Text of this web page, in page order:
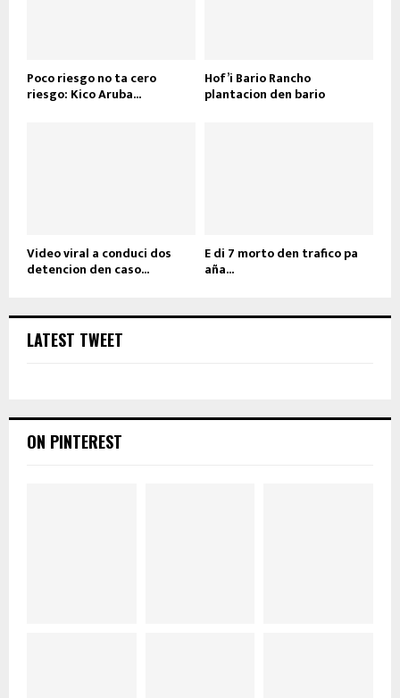
Poco riesgo no ta cero
riesgo: Kico Aruba...
Hof’i Bario Rancho
plantacion den bario
Video viral a conduci dos
detencion den caso...
E di 7 morto den trafico pa
aña...
LATEST TWEET
ON PINTEREST